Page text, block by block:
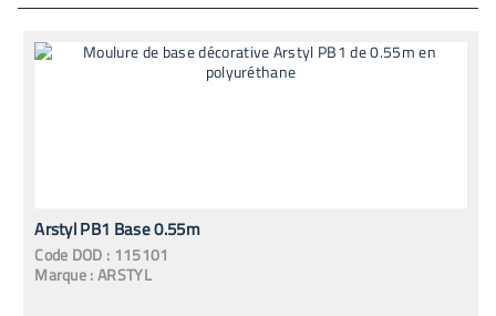
Arstyl PB1 Base 0.55m
Code DOD : 115101
Marque :ARSTYL